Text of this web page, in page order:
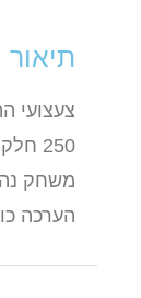
תיאור
צעצועי
250 חלקים ליצירת אינסוף צירופים פשוטים וגם מנדלות מורכבות, המספקות שעות של הנאה לכל המשפחה.
משחק
הערכה